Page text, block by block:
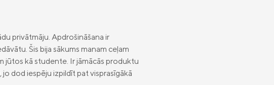
privātmāju. Apdrošināšana ir
Šis bija sākums manam ceļam
jūtos kā studente. Ir jāmācās produktu
dod iespēju izpildīt pat visprasīgākā